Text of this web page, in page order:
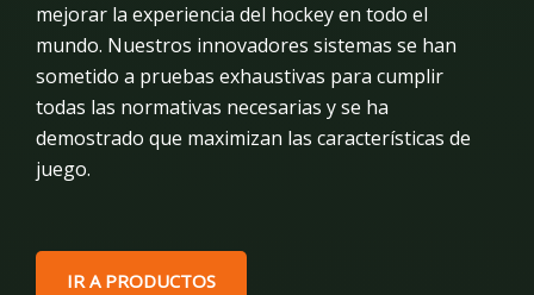
mejorar la experiencia del hockey en todo el
mundo. Nuestros innovadores sistemas se han
sometido a pruebas exhaustivas para cumplir
todas las normativas necesarias y se ha
demostrado que maximizan las características de
juego.
IR A PRODUCTOS